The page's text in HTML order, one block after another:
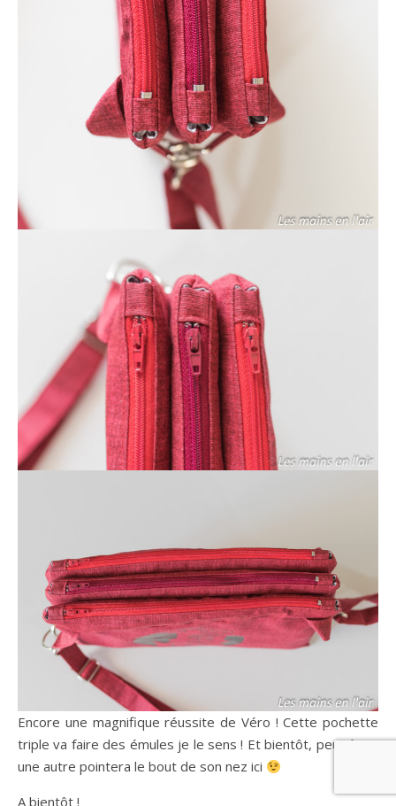
Encore une magnifique réussite de Véro ! Cette pochette
triple va faire des émules je le sens ! Et bientôt, peut être,
une autre pointera le bout de son nez ici
A bientôt !